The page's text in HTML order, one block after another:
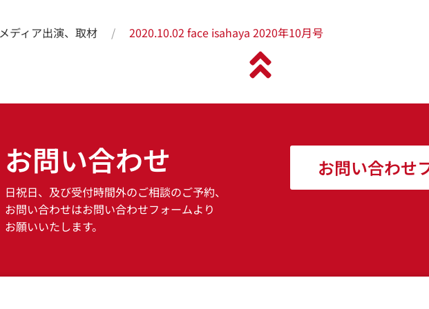
メディア出演、取材 2020.10.02 face isahaya 2020年10月号
お問い合わせ
日祝日、及び受付時間外のご相談のご予約、
お問い合わせはお問い合わせフォームより
お願いいたします。
お問い合わせ